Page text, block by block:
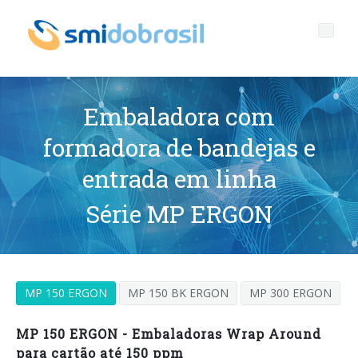
Quem somos
Perfil da Empresa
Principais Dados
Nossa História
Nossas filiais
Governança
Governança corporativa
Qualidade, Meio Ambiente e Segurança
Compliance
Sustentabilidade
rPET
Tampas amarradas
LINHAS ENGARRAFADORA
Linhas completas
SOPRADORAS PARA GARRAFAS PET/rPET
Pós Vendas
Help Desk
Galeria de mídia
Embaladora com
formadora de bandejas e
entrada em linha
Série MP ERGON
MP 150 ERGON MP 150 BK ERGON MP 300 ERGON
MP 150 ERGON - Embaladoras Wrap Around
para cartão até 150 ppm